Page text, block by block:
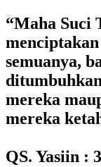
“Maha Suci
menciptakan
semuanya,
mereka
mereka
QS. Yasiin :